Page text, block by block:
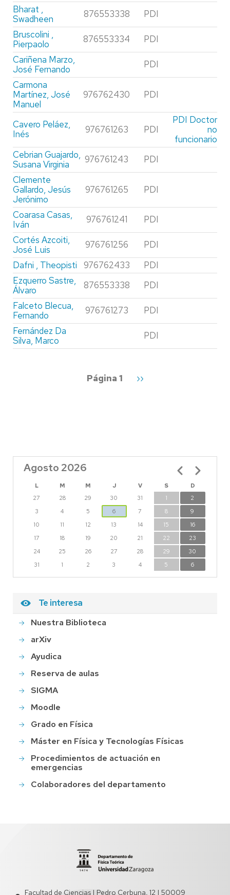
Bharat ,
Swadheen
876553338
PDI
Bruscolini ,
Pierpaolo
876553334
PDI
Cariñena Marzo,
José Fernando
PDI
Carmona
Martínez, José
Manuel
976762430 PDI
Cavero Peláez,
Inés
976761263 PDI
PDI Doctor
no
funcionario
Cebrian Guajardo,
Susana Virginia
976761243
PDI
Clemente
Gallardo, Jesús
Jerónimo
976761265 PDI
Coarasa Casas,
Iván
976761241
PDI
Cortés Azcoiti,
José Luis
976761256
PDI
Dafni , Theopisti
976762433
PDI
Ezquerro Sastre,
Álvaro
876553338
PDI
Falceto Blecua,
Fernando
976761273
PDI
Fernández Da
Silva, Marco
PDI
Página 1
Siguiente
››
Agosto 2026
L M M J V S
D
27
28 29 30 31 1
2
3
4 5 6 7 8
9
10
11 12 13 14 15
16
17
18 19 20 21 22
23
24
25 26 27 28 29
30
31
1 2 3 4 5 6
Paginación
Te interesa
Nuestra Biblioteca
arXiv
Ayudica
Reserva de aulas
SIGMA
Moodle
Grado en Física
Máster en Física y Tecnologías Físicas
Procedimientos de actuación en
emergencias
Colaboradores del departamento
Facultad de Ciencias | Pedro Cerbuna, 12 | 50009